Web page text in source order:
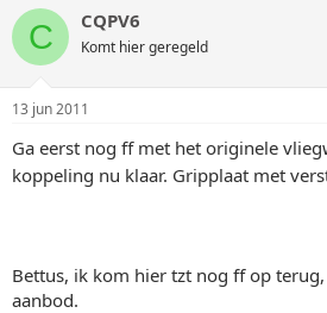
C CQPV6
Komt hier geregeld
13 jun 2011
Ga eerst nog ff met het originele
koppeling nu klaar. Gripplaat met
Bettus, ik kom hier tzt nog ff op
aanbod.